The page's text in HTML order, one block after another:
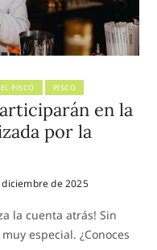
PISCO PISCO
en la
por la
de 2025
la cuenta atrás! Sin
especial. ¿Conoces